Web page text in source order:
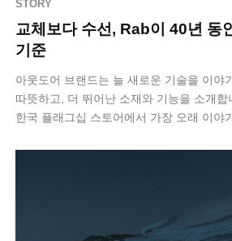
STORY
교체보다 수선, Rab이 40년 동
기준
아웃도어 브랜드는 늘 새로운 기술을 이야
따뜻하고, 더 뛰어난 소재와 기능을 소개
한국 플래그십 스토어에서 가장 오래 이야